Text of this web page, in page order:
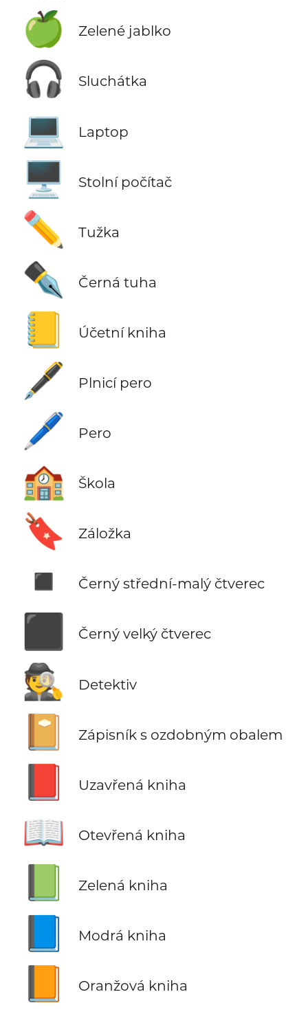
🍏 Zelené jablko
🎧 Sluchátka
💻 Laptop
🖥️ Stolní počítač
✏️ Tužka
✒️ Černá tuha
📒 Účetní kniha
🖋️ Plnicí pero
🖊️ Pero
🏫 Škola
🔖 Záložka
◾ Černý střední-malý čtverec
⬛ Černý velký čtverec
🕵️ Detektiv
📔 Zápisník s ozdobným obalem
Uzavřená kniha
📖 Otevřená kniha
Zelená kniha
Modrá kniha
Oranžová kniha